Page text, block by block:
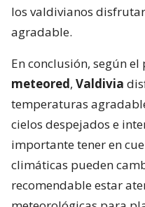
los valdivianos
agradable.
En conclusión, según
meteored, Valdivia
temperaturas
cielos despejados e
importante tener en
climáticas pueden
recomendable estar